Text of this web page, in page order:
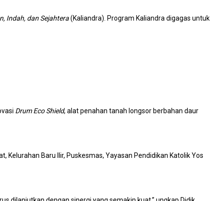
Indah, dan Sejahtera(Kaliandra). Program Kaliandra digagas untuk
Drum Eco Shield, alat penahan tanah longsor berbahan daur
Kelurahan Baru Ilir, Puskesmas, Yayasan Pendidikan Katolik Yos